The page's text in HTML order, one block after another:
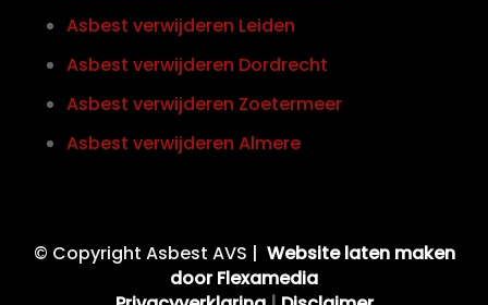
Asbest verwijderen Leiden
Asbest verwijderen Dordrecht
Asbest verwijderen Zoetermeer
Asbest verwijderen Almere
© Copyright Asbest AVS | Website laten maken
door Flexamedia